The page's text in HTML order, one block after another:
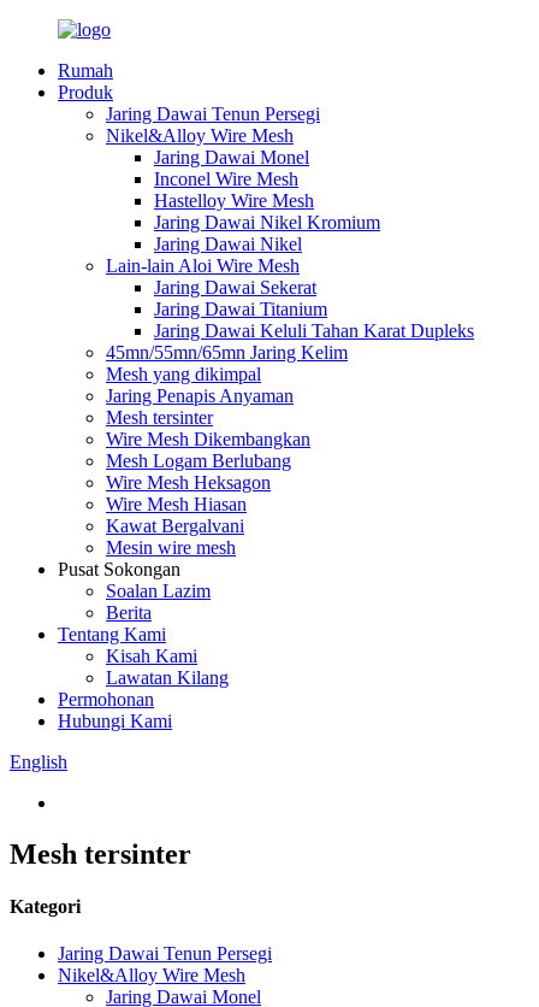
Rumah
Produk
Jaring Dawai Tenun Persegi
Nikel&Alloy Wire Mesh
Jaring Dawai Monel
Inconel Wire Mesh
Hastelloy Wire Mesh
Jaring Dawai Nikel Kromium
Jaring Dawai Nikel
Lain-lain Aloi Wire Mesh
Jaring Dawai Sekerat
Jaring Dawai Titanium
Jaring Dawai Keluli Tahan Karat Dupleks
45mn/55mn/65mn Jaring Kelim
Mesh yang dikimpal
Jaring Penapis Anyaman
Mesh tersinter
Wire Mesh Dikembangkan
Mesh Logam Berlubang
Wire Mesh Heksagon
Wire Mesh Hiasan
Kawat Bergalvani
Mesin wire mesh
Pusat Sokongan
Soalan Lazim
Berita
Tentang Kami
Kisah Kami
Lawatan Kilang
Permohonan
Hubungi Kami
English
Mesh tersinter
Kategori
Jaring Dawai Tenun Persegi
Nikel&Alloy Wire Mesh
Jaring Dawai Monel